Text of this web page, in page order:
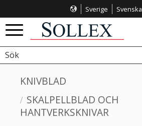
Meny
Sverige Svenska
KNIVBLAD
SKALPELLBLAD OCH
HANTVERKSKNIVAR